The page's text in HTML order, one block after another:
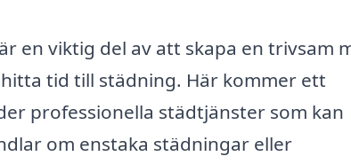
en viktig del av att skapa en trivsam
tid till städning. Här kommer ett
professionella städtjänster som kan
om enstaka städningar eller